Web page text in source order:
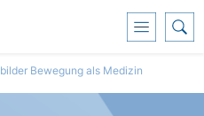
Bewegung als Medizin